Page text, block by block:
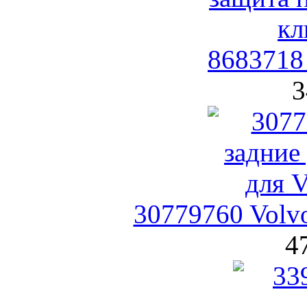
30779760